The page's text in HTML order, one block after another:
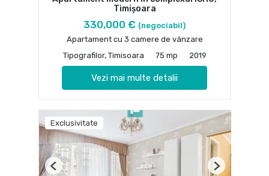
Timișoara
330,000 € (negociabil)
Apartament cu 3 camere de vânzare
Tipografilor, Timisoara
75 mp 2019
Vezi mai multe detalii
Exclusivitate
Previous Next